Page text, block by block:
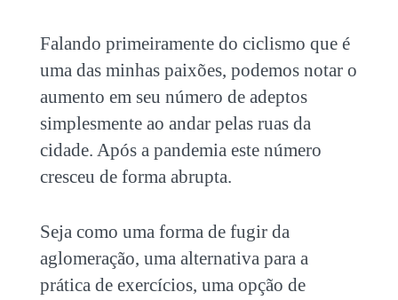
Falando primeiramente do ciclismo que é
uma das minhas paixões, podemos notar o
aumento em seu número de adeptos
simplesmente ao andar pelas ruas da
cidade. Após a pandemia este número
cresceu de forma abrupta.
Seja como uma forma de fugir da
aglomeração, uma alternativa para a
prática de exercícios, uma opção de